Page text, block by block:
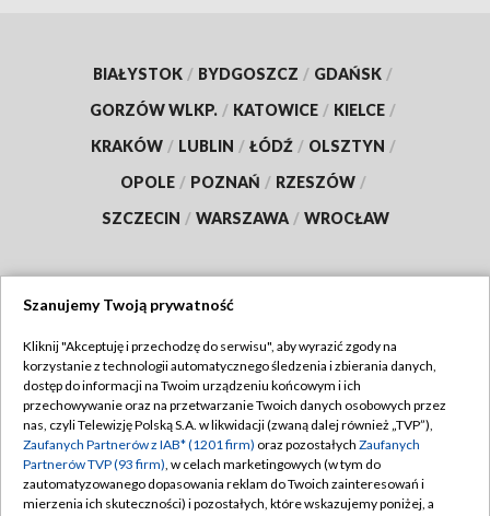
BIAŁYSTOK / BYDGOSZCZ / GDAŃSK /
GORZÓW WLKP. / KATOWICE / KIELCE /
KRAKÓW / LUBLIN / ŁÓDŹ / OLSZTYN /
OPOLE / POZNAŃ / RZESZÓW /
SZCZECIN / WARSZAWA / WROCŁAW
TVP
Abonament TVP
Emisja w TVP
Centrum informacji TVP
Naziemna Telewizja Cyfrowa
Regulamin TVP
Polityka prywatności
Moje zgody
Szanujemy Twoją prywatność
Kliknij "Akceptuję i przechodzę do serwisu", aby wyrazić zgody na
korzystanie z technologii automatycznego śledzenia i zbierania danych,
dostęp do informacji na Twoim urządzeniu końcowym i ich
przechowywanie oraz na przetwarzanie Twoich danych osobowych przez
nas, czyli Telewizję Polską S.A. w likwidacji (zwaną dalej również „TVP”),
Zaufanych Partnerów z IAB* (1201 firm) oraz pozostałych Zaufanych
Partnerów TVP (93 firm), w celach marketingowych (w tym do
zautomatyzowanego dopasowania reklam do Twoich zainteresowań i
mierzenia ich skuteczności) i pozostałych, które wskazujemy poniżej, a